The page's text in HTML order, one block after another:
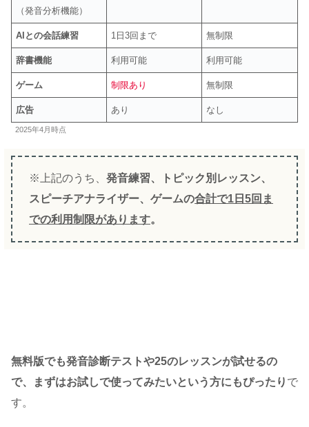
（発音分析機能）
AIとの会話練習 1日3回まで 無制限
辞書機能 利用可能 利用可能
ゲーム 制限あり 無制限
広告 あり なし
2025年4月時点
※上記のうち、 発音練習、トピック別レッスン、
スピーチアナライザー、ゲームの合計で1日5回ま
での利用制限があります。
無料版でも発音診断テストや25のレッスンが試せるの
で、まずはお試しで使ってみたいという方にもぴったり で
す。